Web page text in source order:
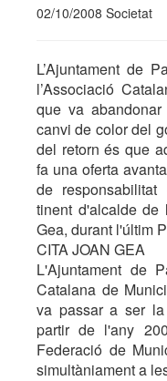
02/10/2008 Societat
L’Ajuntament de
l’Associació
que va
canvi de color del
del retorn és que
fa una oferta
de
tinent d'alcalde de
Gea, durant l'últim
CITA JOAN GEA
L'Ajuntament de
Catalana de
va passar a ser
partir de l'any
Federació de
simultàniament a